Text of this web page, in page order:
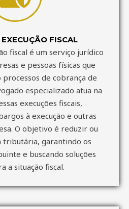
FISCAL
fiscal é um serviço jurídico
e pessoas físicas que
de cobrança de
especializado atua na
execuções fiscais,
à execução e outras
O objetivo é reduzir ou
tributária, garantindo os
e buscando soluções
a situação fiscal.